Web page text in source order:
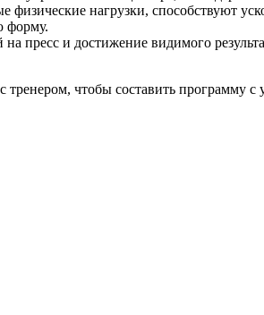
нагрузки, способствуют
форму.
пресс и достижение видимого
тренером, чтобы составить